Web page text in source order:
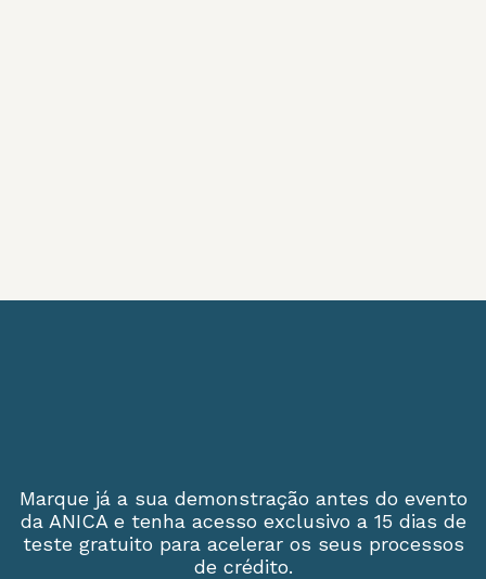
Marque já a sua demonstração antes do evento
da ANICA e tenha acesso exclusivo a 15 dias de
teste gratuito para acelerar os seus processos
de crédito.